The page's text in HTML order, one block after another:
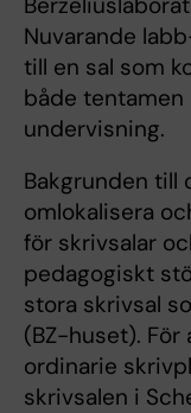
Nuvarande
till en sal som
både
undervisning.
Bakgrunden till
omlokalisera
för skrivsalar
pedagogiskt
stora skrivsal
(BZ-huset).
ordinarie
skrivsalen i